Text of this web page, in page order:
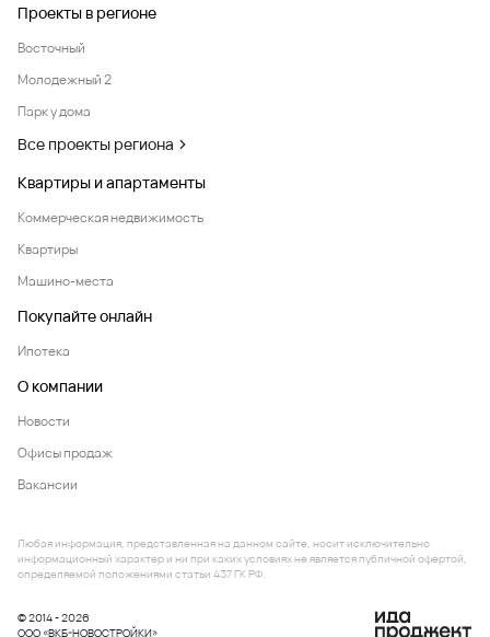
Проекты в регионе
Восточный
Молодежный 2
Парк у дома
Все проекты региона
Квартиры и апартаменты
Коммерческая недвижимость
Квартиры
Машино-места
Покупайте онлайн
Ипотека
О компании
Новости
Офисы продаж
Вакансии
© 2014 - 2026
ООО «ВКБ-НОВОСТРОЙКИ»
Любая информация, представленная на данном сайте, носит исключительно
информационный характер и ни при каких условиях не является публичной офертой,
определяемой положениями статьи 437 ГК РФ.